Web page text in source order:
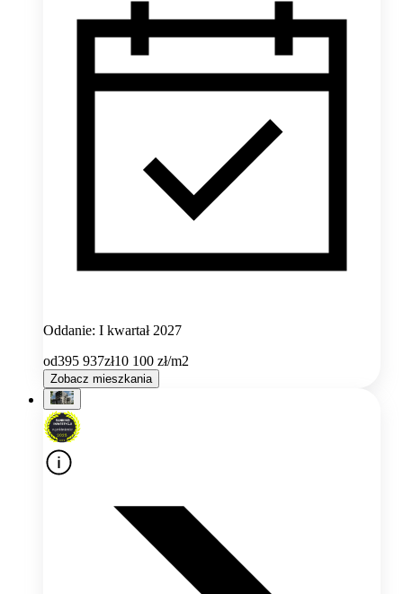
Oddanie: I kwartał 2027
od395 937zł10 100 zł/m2
Zobacz mieszkania